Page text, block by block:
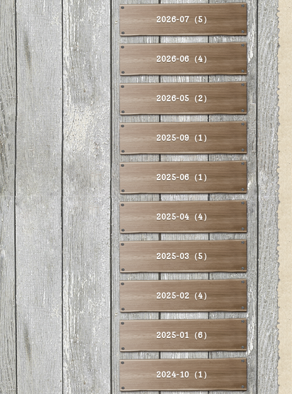
2026-07（5）
2026-06（4）
2026-05（2）
2025-09（1）
2025-06（1）
2025-04（4）
2025-03（5）
2025-02（4）
2025-01（6）
2024-10（1）